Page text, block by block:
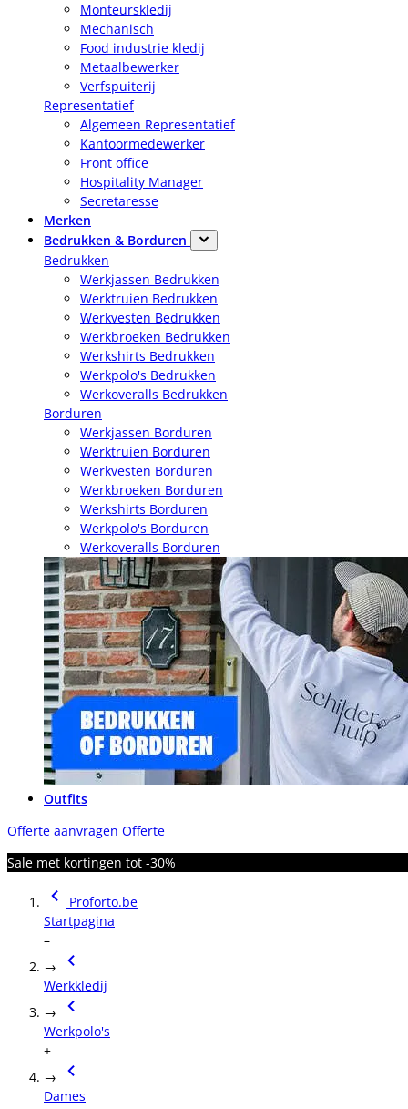
Monteurskledij
Mechanisch
Food industrie kledij
Metaalbewerker
Verfspuiterij
Representatief
Algemeen Representatief
Kantoormedewerker
Front office
Hospitality Manager
Secretaresse
Merken
Bedrukken & Borduren
Bedrukken
Werkjassen Bedrukken
Werktruien Bedrukken
Werkvesten Bedrukken
Werkbroeken Bedrukken
Werkshirts Bedrukken
Werkpolo's Bedrukken
Werkoveralls Bedrukken
Borduren
Werkjassen Borduren
Werktruien Borduren
Werkvesten Borduren
Werkbroeken Borduren
Werkshirts Borduren
Werkpolo's Borduren
Werkoveralls Borduren
Outfits
Offerte aanvragen Offerte
Sale met kortingen tot -30%
Proforto.be
Startpagina
–
→
Werkkledij
→
Werkpolo's
+
→
Dames